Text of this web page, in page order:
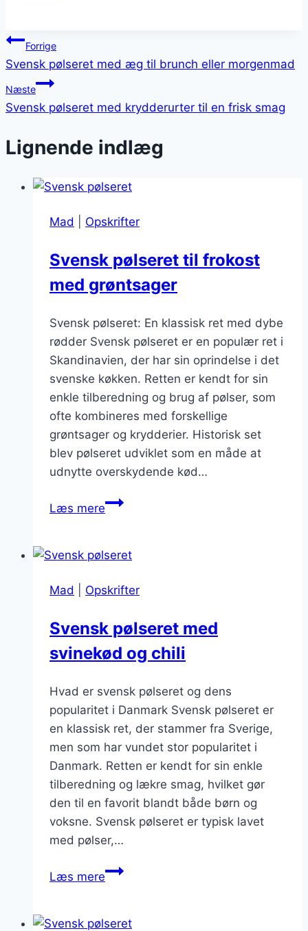
Indlægsnavigation
Forrige
Svensk pølseret med æg til brunch eller morgenmad
Næste
Svensk pølseret med krydderurter til en frisk smag
Lignende indlæg
Mad Opskrifter
Svensk pølseret til frokost
med grøntsager
Svensk pølseret: En klassisk ret med dybe
rødder Svensk pølseret er en populær ret i
Skandinavien, der har sin oprindelse i det
svenske køkken. Retten er kendt for sin
enkle tilberedning og brug af pølser, som
ofte kombineres med forskellige
grøntsager og krydderier. Historisk set
blev pølseret udviklet som en måde at
udnytte overskydende kød…
Læs mereSvensk
frokost
grøntsager
Mad Opskrifter
Svensk pølseret med
svinekød og chili
Hvad er svensk pølseret og dens
popularitet i Danmark Svensk pølseret er
en klassisk ret, der stammer fra Sverige,
men som har vundet stor popularitet i
Danmark. Retten er kendt for sin enkle
tilberedning og lækre smag, hvilket gør
den til en favorit blandt både børn og
voksne. Svensk pølseret er typisk lavet
med pølser,…
Læs mereSvensk
svinekød